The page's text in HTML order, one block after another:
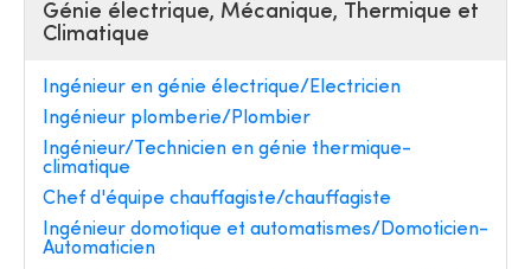
Génie électrique, Mécanique, Thermique et
Climatique
Ingénieur en génie électrique/Electricien
Ingénieur plomberie/Plombier
Ingénieur/Technicien en génie thermique-
climatique
Chef d'équipe chauffagiste/chauffagiste
Ingénieur domotique et automatismes/Domoticien-
Automaticien